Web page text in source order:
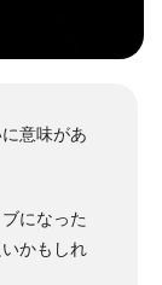
意味があ
になった
かもしれ